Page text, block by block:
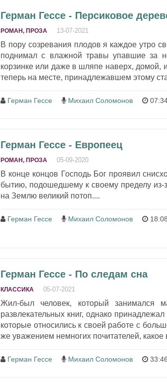
Герман Гессе - Персиковое
РОМАН, ПРОЗА 13-07-2021
В пору созревания плодов я каждое утро
поднимал с влажной травы упавшие за
корзинке или даже в шляпе наверх, домой,
теперь на месте, принадлежавшем этому
Герман Гессе Михаил Соломонов
Герман Гессе - Европеец
РОМАН, ПРОЗА 05-09-2020
В конце концов Господь Бог проявил
бытию, подошедшему к своему пределу
на Землю великий потоп....
Герман Гессе Михаил Соломонов 18:08
Герман Гессе - По следам сна
КЛАССИКА 05-07-2021
Жил-был человек, который занимался
развлекательных книг, однако
которые относились к своей работе с
же уважением немногих почитателей,
Герман Гессе Михаил Соломонов 33:46